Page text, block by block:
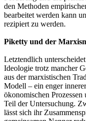
den Methoden
bearbeitet werden kann
rezipiert zu werden.
Piketty und der
Letztendlich
Ideologie trotz mancher
aus der marxistischen
Modell – ein enger
ökonomischen
Teil der Untersuchung.
lässt sich ihr